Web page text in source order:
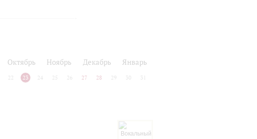
Октябрь Ноябрь Декабрь Январь
22 23 24 25 26 27 28 29 30 31